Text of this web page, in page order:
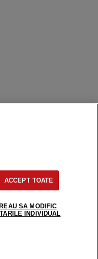
ACCEPT TOATE
SA MODIFIC
INDIVIDUAL